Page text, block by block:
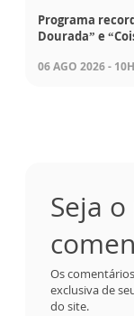
Programa
Dourada” e
06 AGO 2026 -
Seja
Os
exclusiva de
do site.